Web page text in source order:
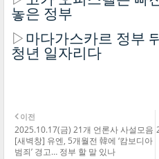
놓은 정부
▷마다가스카르 정부
청년 일자리다
이전
2025.10.17(금) 21개 언론사 사설모음
[새벽창] 유엔, 5개월전 韓에 ‘캄보디아
범죄’ 경고… 정부 할 말 있나